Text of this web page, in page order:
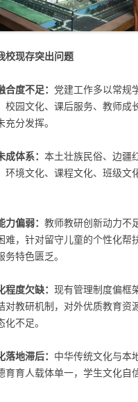
校现存突出问题
度不足： 党建工作多以常规
校园文化、课后服务、教师成
分发挥。
体系： 本土壮族民俗、边疆
境文化、课程文化、班级文
偏弱： 教师教研创新动力不
难，针对留守儿童的个性化帮
特色匮乏。
度欠缺： 现有管理制度偏框
对教研机制，对外优质教育资
不足。
地滞后： 中华传统文化与本
育育人载体单一，学生文化自